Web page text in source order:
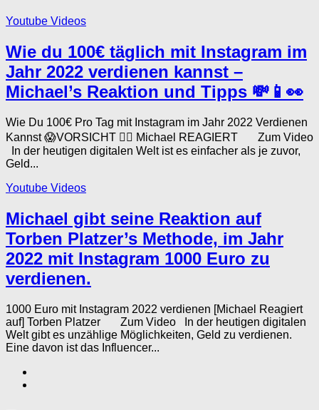
Youtube Videos
Wie du 100€ täglich mit Instagram im
Jahr 2022 verdienen kannst –
Michael’s Reaktion und Tipps 💸📱👀
Wie Du 100€ Pro Tag mit Instagram im Jahr 2022 Verdienen
Kannst 😱VORSICHT 🤦‍♂️ Michael REAGIERT Zum Video
In der heutigen digitalen Welt ist es einfacher als je zuvor,
Geld...
Youtube Videos
Michael gibt seine Reaktion auf
Torben Platzer’s Methode, im Jahr
2022 mit Instagram 1000 Euro zu
verdienen.
1000 Euro mit Instagram 2022 verdienen [Michael Reagiert
auf] Torben Platzer Zum Video In der heutigen digitalen
Welt gibt es unzählige Möglichkeiten, Geld zu verdienen.
Eine davon ist das Influencer...